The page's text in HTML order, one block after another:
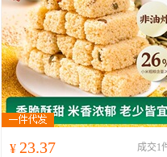
¥ 23.37
成交1